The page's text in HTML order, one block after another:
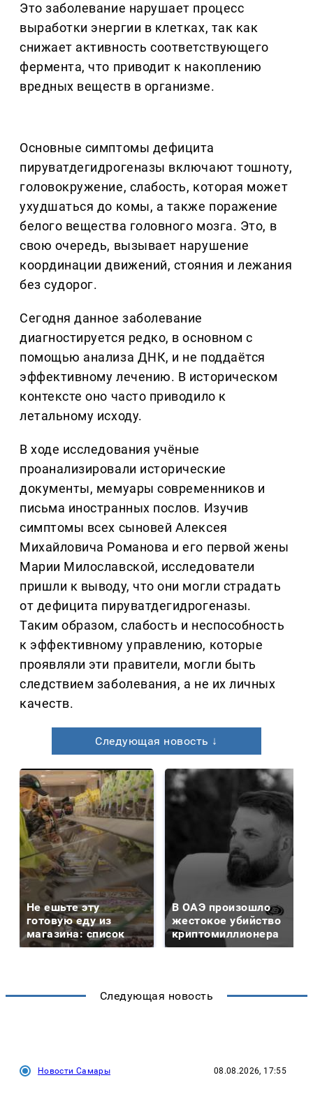
Это заболевание нарушает процесс
выработки энергии в клетках, так как
снижает активность соответствующего
фермента, что приводит к накоплению
вредных веществ в организме.
Основные симптомы дефицита
пируватдегидрогеназы включают тошноту,
головокружение, слабость, которая может
ухудшаться до комы, а также поражение
белого вещества головного мозга. Это, в
свою очередь, вызывает нарушение
координации движений, стояния и лежания
без судорог.
Сегодня данное заболевание
диагностируется редко, в основном с
помощью анализа ДНК, и не поддаётся
эффективному лечению. В историческом
контексте оно часто приводило к
летальному исходу.
В ходе исследования учёные
проанализировали исторические
документы, мемуары современников и
письма иностранных послов. Изучив
симптомы всех сыновей Алексея
Михайловича Романова и его первой жены
Марии Милославской, исследователи
пришли к выводу, что они могли страдать
от дефицита пируватдегидрогеназы.
Таким образом, слабость и неспособность
к эффективному управлению, которые
проявляли эти правители, могли быть
следствием заболевания, а не их личных
качеств.
Следующая новость ↓
Не ешьте эту
готовую еду из
магазина: список
В ОАЭ произошло
жестокое убийство
криптомиллионера
Следующая новость
Новости Самары 08.08.2026, 17:55